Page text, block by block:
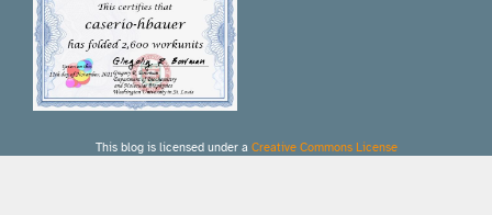
This blog is licensed under a Creative Commons License